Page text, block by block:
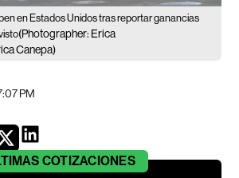
en Estados Unidos tras reportar ganancias
(Photographer: Erica
Canepa)
PM
COTIZACIONES